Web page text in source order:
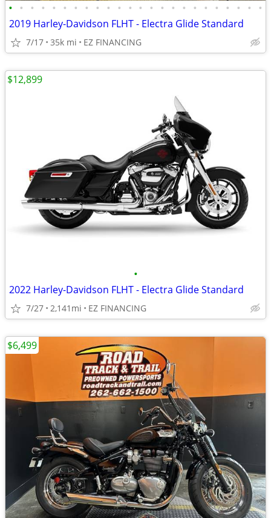
• • • • • • • • • • • • • • • • • • • • • • • •
2019 Harley-Davidson FLHT - Electra Glide Standard
7/17 35k mi EZ FINANCING
•
2022 Harley-Davidson FLHT - Electra Glide Standard
7/27 2,141mi EZ FINANCING
$12,899
$6,499